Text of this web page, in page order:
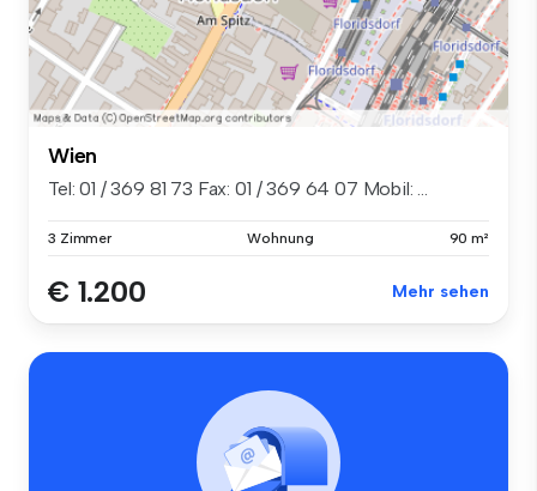
Wien
Tel: 01 / 369 81 73 Fax: 01 / 369 64 07 Mobil: ...
3 Zimmer Wohnung 90 m²
€ 1.200 Mehr sehen